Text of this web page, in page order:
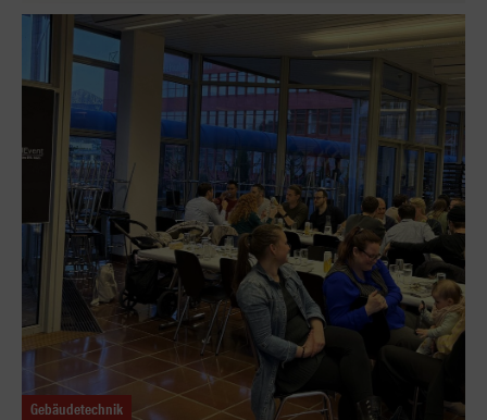
Gebäudetechnik